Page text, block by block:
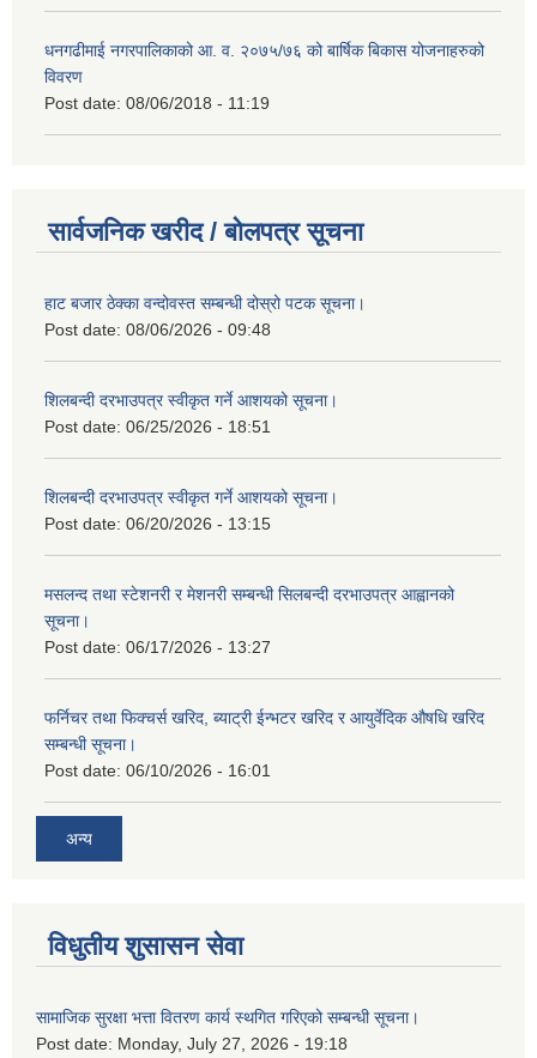
धनगढीमाई नगरपालिकाको आ. व. २०७५/७६ को बार्षिक बिकास योजनाहरुको
विवरण
Post date: 08/06/2018 - 11:19
सार्वजनिक खरीद / बोलपत्र सूचना
हाट बजार ठेक्का वन्दोवस्त सम्बन्धी दोस्रो पटक सूचना।
Post date: 08/06/2026 - 09:48
शिलबन्दी दरभाउपत्र स्वीकृत गर्ने आशयको सूचना।
Post date: 06/25/2026 - 18:51
शिलबन्दी दरभाउपत्र स्वीकृत गर्ने आशयको सूचना।
Post date: 06/20/2026 - 13:15
मसलन्द तथा स्टेशनरी र मेशनरी सम्बन्धी सिलबन्दी दरभाउपत्र आह्वानको
सूचना।
Post date: 06/17/2026 - 13:27
फर्निचर तथा फिक्चर्स खरिद, ब्याट‍्री ईन्भटर खरिद र आयुर्वेदिक औषधि खरिद
सम्बन्धी सूचना।
Post date: 06/10/2026 - 16:01
अन्य
विधुतीय शुसासन सेवा
सामाजिक सुरक्षा भत्ता वितरण कार्य स्थगित गरिएको सम्बन्धी सूचना।
Post date: Monday, July 27, 2026 - 19:18